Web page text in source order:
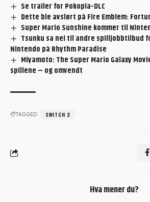
Se trailer for Pokopia-DLC
Dette ble avslørt på Fire Emblem:
Super Mario Sunshine kommer til
Tsunku sa nei til andre spilljobbtilbud
Nintendo på Rhythm Paradise
Miyamoto: The Super Mario Galaxy
spillene – og omvendt
TAGGED: SWITCH 2
Hva mener du?